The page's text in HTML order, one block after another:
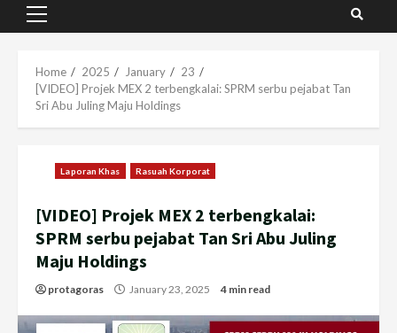
Primary
Home 2025 January
23
[VIDEO] Projek MEX 2 terbengkalai: SPRM serbu pejabat Tan
Sri Abu Juling Maju Holdings
Laporan Khas Rasuah Korporat
[VIDEO] Projek MEX 2 terbengkalai:
SPRM serbu pejabat Tan Sri Abu Juling
Maju Holdings
protagoras January 23, 2025 4 min read